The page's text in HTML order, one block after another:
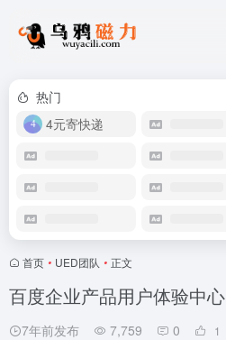
热门
4元寄快递
首页 • UED团队 • 正文
百度企业产品用户体验中心
7年前发布 7,759 0 1